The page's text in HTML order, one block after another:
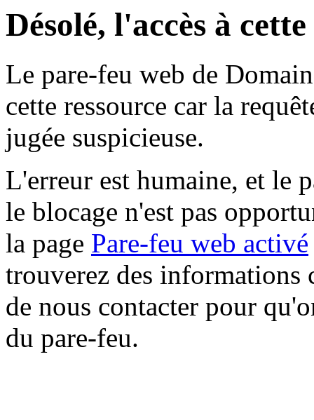
Désolé, l'accès à
Le pare-feu web de
cette ressource car la
jugée suspicieuse.
L'erreur est humaine, et le
le blocage n'est pas
la page Pare-feu web activé
trouverez des informations
de nous contacter pour
du pare-feu.